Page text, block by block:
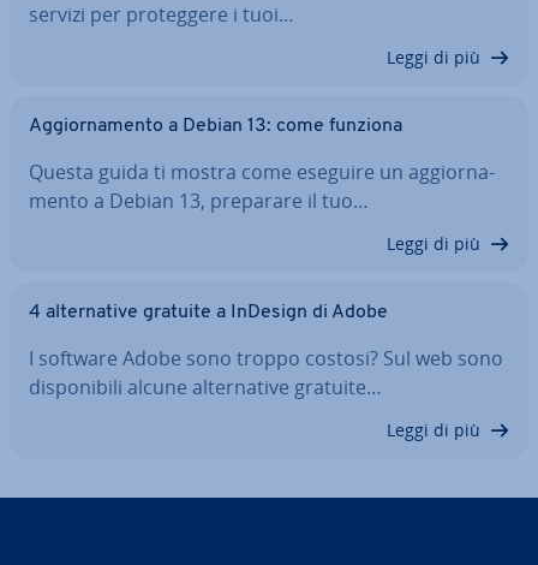
servizi per pro­teg­ge­re i tuoi…
Leggi di più
Ag­gior­na­men­to a Debian 13: come funziona
Questa guida ti mostra come eseguire un ag­gior­na­
men­to a Debian 13, preparare il tuo…
Leggi di più
4 al­ter­na­ti­ve gratuite a InDesign di Adobe
I software Adobe sono troppo costosi? Sul web sono
di­spo­ni­bi­li alcune al­ter­na­ti­ve gratuite…
Leggi di più